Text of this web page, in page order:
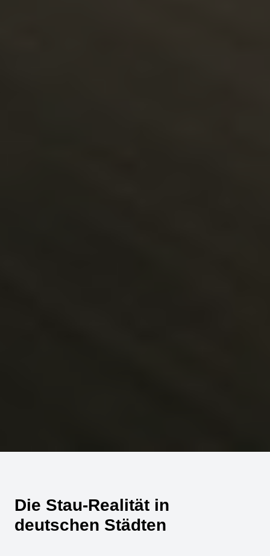
Die Stau-Realität in
deutschen Städten